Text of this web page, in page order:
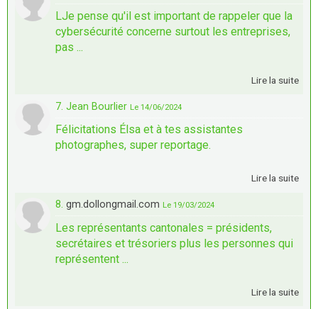
LJe pense qu'il est important de rappeler que la
cybersécurité concerne surtout les entreprises,
pas ...
Lire la suite
7. Jean Bourlier Le 14/06/2024
Félicitations Élsa et à tes assistantes
photographes, super reportage.
Lire la suite
8. gm.dollongmail.com Le 19/03/2024
Les représentants cantonales = présidents,
secrétaires et trésoriers plus les personnes qui
représentent ...
Lire la suite